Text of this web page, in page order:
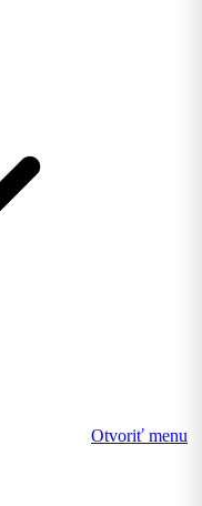
Otvoriť menu